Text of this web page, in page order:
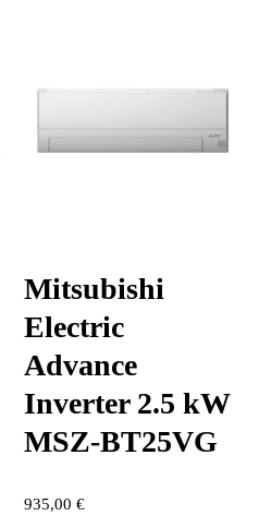
Mitsubishi
Electric
Advance
Inverter 2.5 kW
MSZ-BT25VG
935,00€